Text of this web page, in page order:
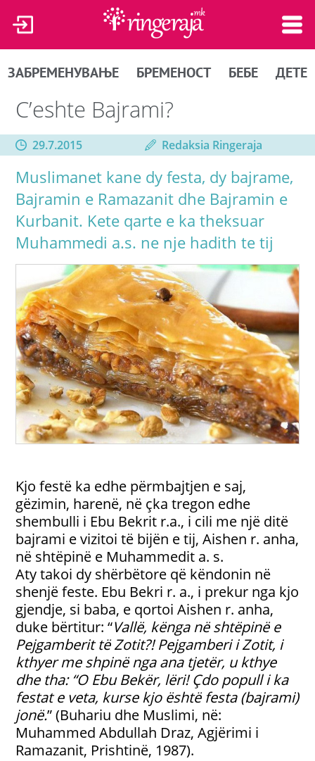
ЗАБРЕМЕНУВАЊЕ БРЕМЕНОСТ БЕБЕ ДЕТЕ
C’eshte Bajrami?
29.7.2015 Redaksia Ringeraja
Muslimanet kane dy festa, dy bajrame,
Bajramin e Ramazanit dhe Bajramin e
Kurbanit. Kete qarte e ka theksuar
Muhammedi a.s. ne nje hadith te tij
Kjo festë ka edhe përmbajtjen e saj,
gëzimin, harenë, në çka tregon edhe
shembulli i Ebu Bekrit r.a., i cili me një ditë
bajrami e vizitoi të bijën e tij, Aishen r. anha,
në shtëpinë e Muhammedit a. s.
Aty takoi dy shërbëtore që këndonin në
shenjë feste. Ebu Bekri r. a., i prekur nga kjo
gjendje, si baba, e qortoi Aishen r. anha,
duke bërtitur: “Vallë, kënga në shtëpinë e
Pejgamberit të Zotit?! Pejgamberi i Zotit, i
kthyer me shpinë nga ana tjetër, u kthye
dhe tha: “O Ebu Bekër, lëri! Çdo popull i ka
festat e veta, kurse kjo është festa (bajrami)
jonë.” (Buhariu dhe Muslimi, në:
Muhammed Abdullah Draz, Agjërimi i
Ramazanit, Prishtinë, 1987).